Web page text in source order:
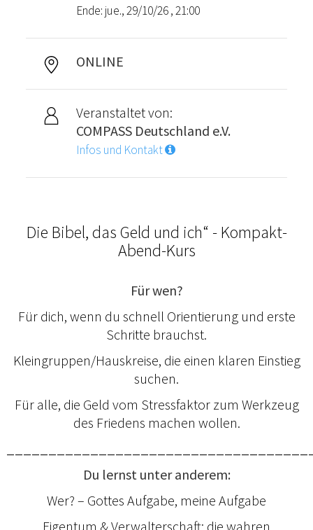
Ende: jue., 29/10/26 , 21:00
ONLINE
Veranstaltet von:
COMPASS Deutschland e.V.
Infos und Kontakt
Die Bibel, das Geld und ich“ - Kompakt-
Abend-Kurs
Für wen?
Für dich, wenn du schnell Orientierung und erste
Schritte brauchst.
Kleingruppen/Hauskreise, die einen klaren Einstieg
suchen.
Für alle, die Geld vom Stressfaktor zum Werkzeug
des Friedens machen wollen.
Du lernst unter anderem:
Wer? – Gottes Aufgabe, meine Aufgabe
Eigentum & Verwalterschaft: die wahren